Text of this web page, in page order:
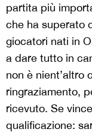
partita più
che ha superato
giocatori nati in
a dare tutto in
non è nient’altro
ringraziamento,
ricevuto. Se
qualificazione: